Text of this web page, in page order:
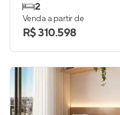
2
Venda a partir de
R$ 310.598